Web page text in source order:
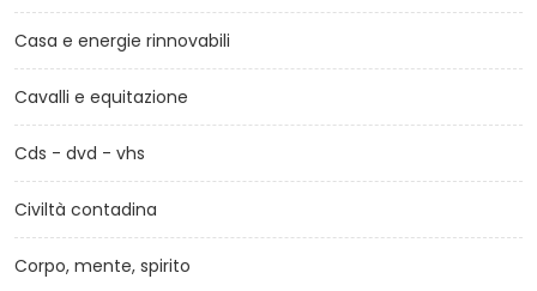
Casa e energie rinnovabili
Cavalli e equitazione
Cds - dvd - vhs
Civiltà contadina
Corpo, mente, spirito